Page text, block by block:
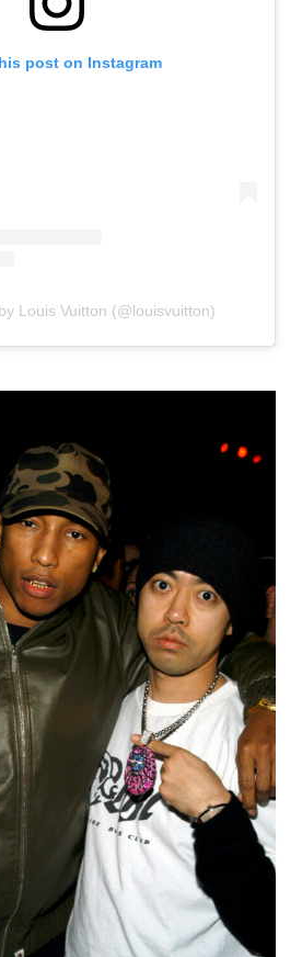
post on Instagram
Louis Vuitton (@louisvuitton)